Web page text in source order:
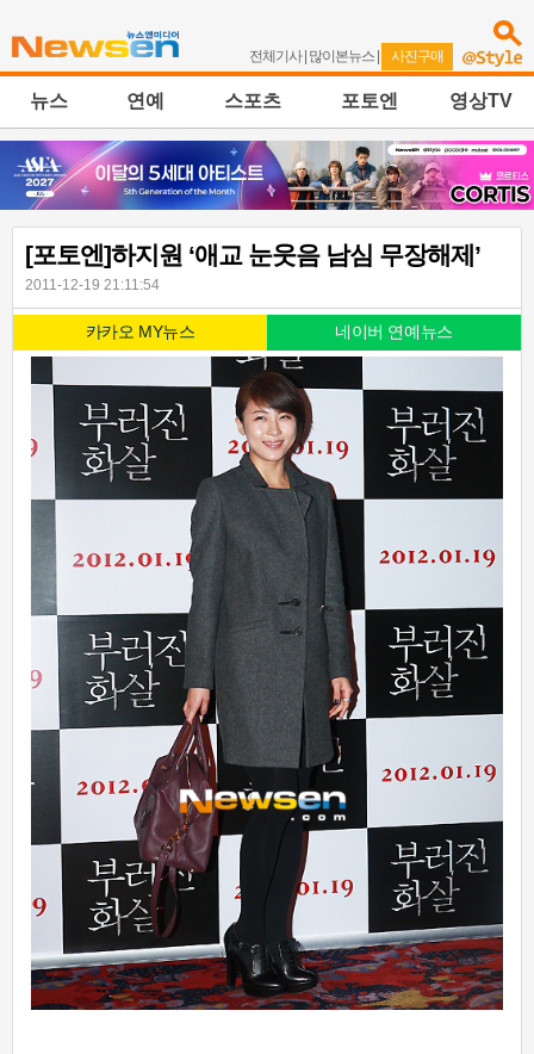
전체기사| 많이본뉴스 | 사진구매
뉴스 연예 스포츠 포토엔 영상TV
[포토엔]하지원 ‘애교 눈웃음 남심 무장해제’
2011-12-19 21:11:54
카카오 MY뉴스 네이버 연예뉴스